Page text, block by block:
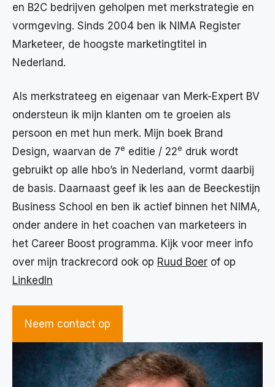
en B2C bedrijven geholpen met merkstrategie en
vormgeving. Sinds 2004 ben ik NIMA Register
Marketeer, de hoogste marketingtitel in
Nederland.
Als merkstrateeg en eigenaar van Merk-Expert BV
ondersteun ik mijn klanten om te groeien als
persoon en met hun merk. Mijn boek Brand
Design, waarvan de 7e editie / 22e druk wordt
gebruikt op alle hbo’s in Nederland, vormt daarbij
de basis. Daarnaast geef ik les aan de Beeckestijn
Business School en ben ik actief binnen het NIMA,
onder andere in het coachen van marketeers in
het Career Boost programma. Kijk voor meer info
over mijn trackrecord ook op Ruud Boer of op
LinkedIn
Neem contact op